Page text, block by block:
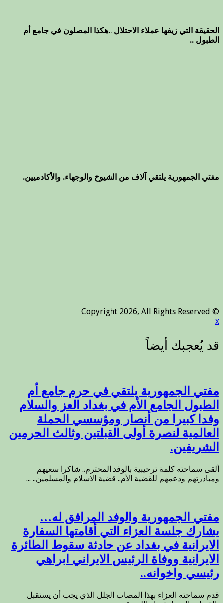
الحقيقة التي زيفها عملاء الاحتلال ..هكذا المصلون في جامع أم
الطبول ..
مفتي الجمهورية يلتقي آلاف من الشيوخ والوجهاء. والأكادميين.
© Copyright 2026, All Rights Reserved
x
مفتي الجمهورية يلتقي في حرم جامع أم
الطبول الجامع الأم في بغداد العز والسلام
وفدا كبيرا من أنصار ومؤسسي الحملة
العالمية لنصرة أولى القبلتين وثالث الحرمين
الشريفين.
ألقى سماحته كلمة ترحيبية بالوفد المحترم.. شاكرا سعيهم
ومبادرتهم ودعمهم للقضية الأم.. قضية الاسلام والمسلمين.. ...
مفتي الجمهورية والوفد المرافق له…
يشارك جلسة العزاء التي أقامتها السفارة
الايرانية في بغداد عن حادثة سقوط الطائرة
الايرانية ووفاة الرئيس الايراني ابراهي
رئيسي واخوانه..
قدم سماحته العزاء بهذا المصاب الجلل الذي يجب أن يستقبل